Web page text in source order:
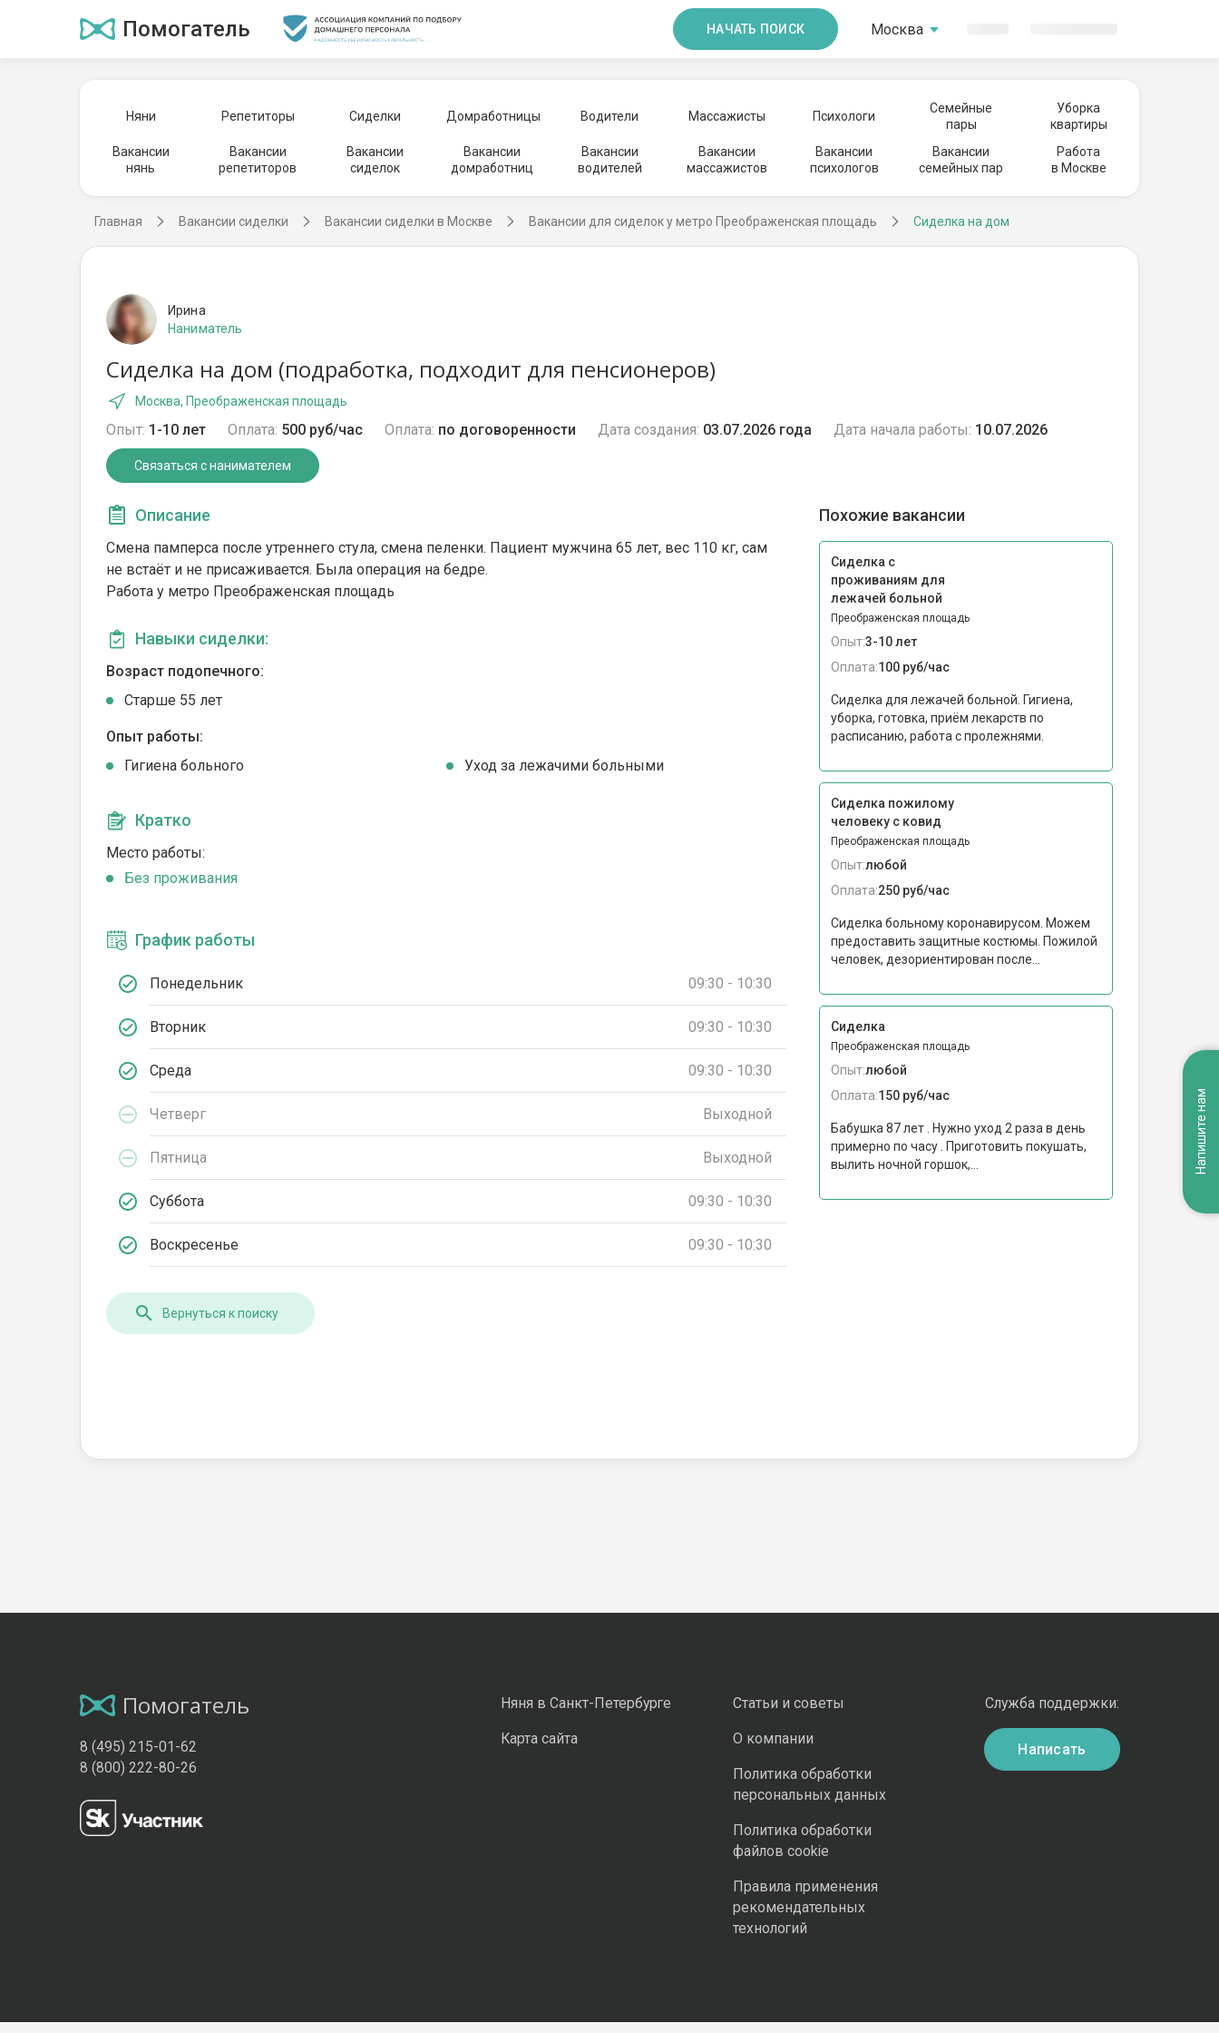
Помогатель НАЧАТЬ ПОИСК Москва
Няни Репетиторы Сиделки Домработницы Водители Массажисты Психологи
Семейные
пары
Уборка
квартиры
Вакансии
нянь
Вакансии
репетиторов
Вакансии
сиделок
Вакансии
домработниц
Вакансии
водителей
Вакансии
массажистов
Вакансии
психологов
Вакансии
семейных пар
Работа
в Москве
Главная Вакансии сиделки Вакансии сиделки в Москве Вакансии для сиделок у метро Преображенская площадь Сиделка на дом
Ирина
Наниматель
Сиделка на дом (подработка, подходит для пенсионеров)
Москва, Преображенская площадь
Опыт: 1-10 лет Оплата: 500 руб/час Оплата: по договоренности Дата создания: 03.07.2026 года Дата начала работы: 10.07.2026
Связаться с нанимателем
Описание
Смена памперса после утреннего стула, смена пеленки. Пациент мужчина 65 лет, вес 110 кг, сам
не встаёт и не присаживается. Была операция на бедре.
Работа у метро Преображенская площадь
Навыки сиделки:
Возраст подопечного:
Cтарше 55 лет
Опыт работы:
Гигиена больного
Уход за лежачими больными
Кратко
Место работы:
Без проживания
График работы
Понедельник 09:30 - 10:30
Вторник 09:30 - 10:30
Среда 09:30 - 10:30
Четверг Выходной
Пятница Выходной
Суббота 09:30 - 10:30
Воскресенье 09:30 - 10:30
Похожие вакансии
Сиделка с
проживаниям для
лежачей больной
Преображенская площадь
Опыт:3-10 лет
Оплата:100 руб/час
Сиделка для лежачей больной. Гигиена,
уборка, готовка, приём лекарств по
расписанию, работа с пролежнями.
Сиделка пожилому
человеку с ковид
Преображенская площадь
Опыт:любой
Оплата:250 руб/час
Сиделка больному коронавирусом. Можем
предоставить защитные костюмы. Пожилой
человек, дезориентирован после...
Сиделка
Преображенская площадь
Опыт:любой
Оплата:150 руб/час
Бабушка 87 лет . Нужно уход 2 раза в день
примерно по часу . Приготовить покушать,
вылить ночной горшок,...
Вернуться к поиску
Помогатель
8 (495) 215-01-62
8 (800) 222-80-26
Няня в Санкт-Петербурге
Карта сайта
Статьи и советы
О компании
Политика обработки
персональных данных
Политика обработки
файлов cookie
Правила применения
рекомендательных
технологий
Служба поддержки:
Написать
Напишите нам